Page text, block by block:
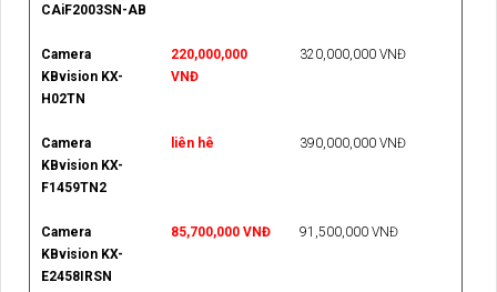
CAiF2003SN-AB
Camera
KBvision KX-
H02TN
220,000,000
VNĐ
320,000,000 VNĐ
Camera
KBvision KX-
F1459TN2
liên hê 390,000,000 VNĐ
Camera
KBvision KX-
E2458IRSN
85,700,000 VNĐ 91,500,000 VNĐ